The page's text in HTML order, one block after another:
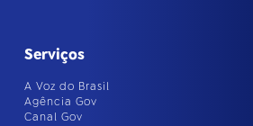
Serviços
A Voz do Brasil
Agência Gov
Canal Gov